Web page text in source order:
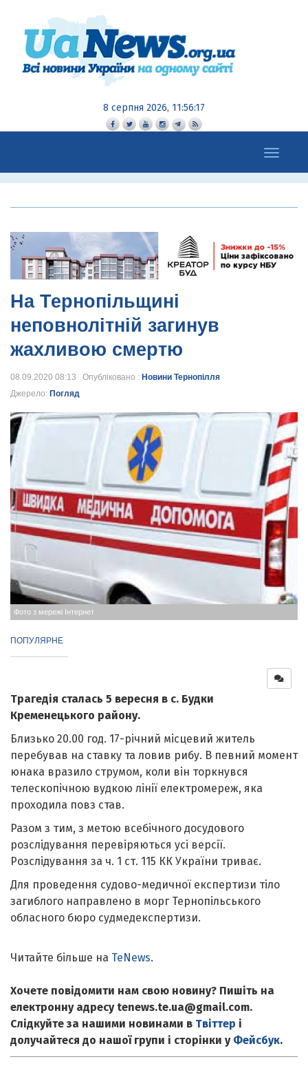
8 серпня 2026, 11:56:18
Toggle
navigation
На Тернопільщині
неповнолітній загинув
жахливою смертю
08.09.2020 08:13 Опубліковано : Новини Тернопілля
Джерело: Погляд
Фото з мережі Інтернет
ПОПУЛЯРНЕ
Трагедія сталась 5 вересня в с. Будки
Кременецького району.
Близько 20.00 год. 17-річний місцевий житель
перебував на ставку та ловив рибу. В певний момент
юнака вразило струмом, коли він торкнувся
телескопічною вудкою лінії електромереж, яка
проходила повз став.
Разом з тим, з метою всебічного досудового
розслідування перевіряються усі версії.
Розслідування за ч. 1 ст. 115 КК України триває.
Для проведення судово-медичної експертизи тіло
загиблого направлено в морг Тернопільського
обласного бюро судмедекспертизи.
Читайте більше на TeNews.
Хочете повідомити нам свою новину? Пишіть на
електронну адресу tenews.te.ua@gmail.com.
Слідкуйте за нашими новинами в Твіттер і
долучайтеся до нашої групи і сторінки у Фейсбук.